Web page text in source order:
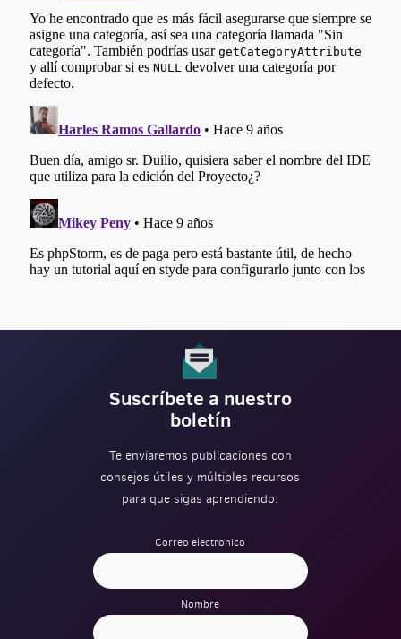
Suscríbete a nuestro
boletín
Te enviaremos publicaciones con
consejos útiles y múltiples recursos
para que sigas aprendiendo.
Correo electronico
Nombre